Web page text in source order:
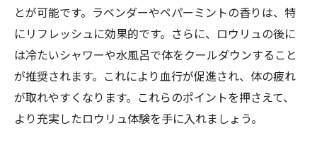
とが可能です。ラベンダーやペパーミントの香りは、特
にリフレッシュに効果的です。さらに、ロウリュの後に
は冷たいシャワーや水風呂で体をクールダウンすること
が推奨されます。これにより血行が促進され、体の疲れ
が取れやすくなります。これらのポイントを押さえて、
より充実したロウリュ体験を手に入れましょう。